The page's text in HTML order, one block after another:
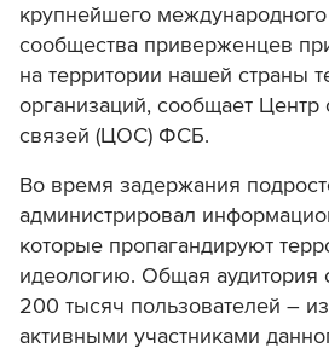
крупнейшего международного
сообщества приверженцев
на территории нашей страны
организаций, сообщает Центр
связей (ЦОС) ФСБ.
Во время задержания
администрировал
которые пропагандируют
идеологию. Общая аудитория
200 тысяч пользователей –
активными участниками